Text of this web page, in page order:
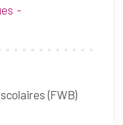
(FWB)